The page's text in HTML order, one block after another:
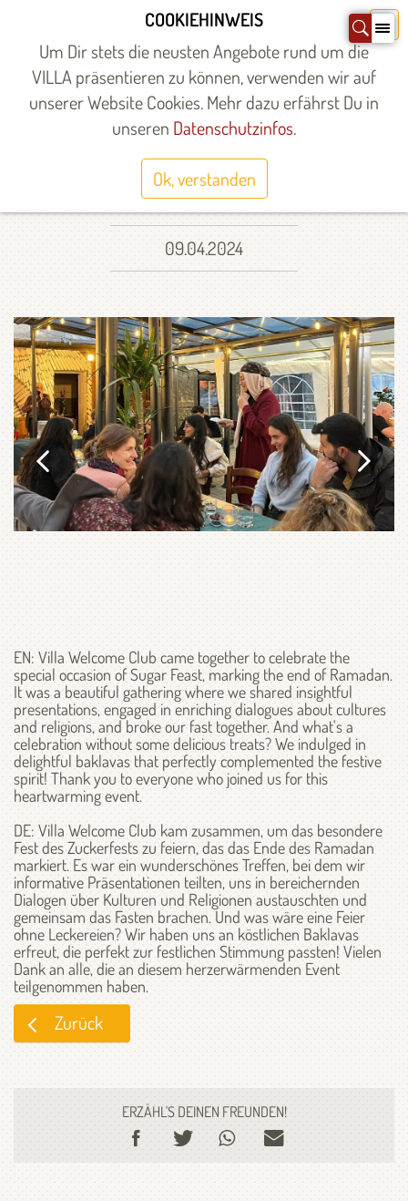
COOKIEHINWEIS
Um Dir stets die neusten Angebote rund um die
VILLA präsentieren zu können, verwenden wir auf
unserer Website Cookies. Mehr dazu erfährst Du in
unseren Datenschutzinfos.
Ok, verstanden
X
springen
Startseite»Angebote»Angebote» VILLA Welcome Club»Past
SUGAR FEAST
09.04.2024
EN: Villa Welcome Club came together to celebrate the
special occasion of Sugar Feast, marking the end of Ramadan.
It was a beautiful gathering where we shared insightful
presentations, engaged in enriching dialogues about cultures
and religions, and broke our fast together. And what's a
celebration without some delicious treats? We indulged in
delightful baklavas that perfectly complemented the festive
spirit! Thank you to everyone who joined us for this
heartwarming event.
DE: Villa Welcome Club kam zusammen, um das besondere
Fest des Zuckerfests zu feiern, das das Ende des Ramadan
markiert. Es war ein wunderschönes Treffen, bei dem wir
informative Präsentationen teilten, uns in bereichernden
Dialogen über Kulturen und Religionen austauschten und
gemeinsam das Fasten brachen. Und was wäre eine Feier
ohne Leckereien? Wir haben uns an köstlichen Baklavas
erfreut, die perfekt zur festlichen Stimmung passten! Vielen
Dank an alle, die an diesem herzerwärmenden Event
teilgenommen haben.
Zurück
ERZÄHL'S DEINEN FREUNDEN!